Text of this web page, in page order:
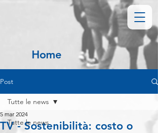
Home
Post
Tutte le news
Tutte le news
TV - Sostenibilità: costo o
5 mar 2024